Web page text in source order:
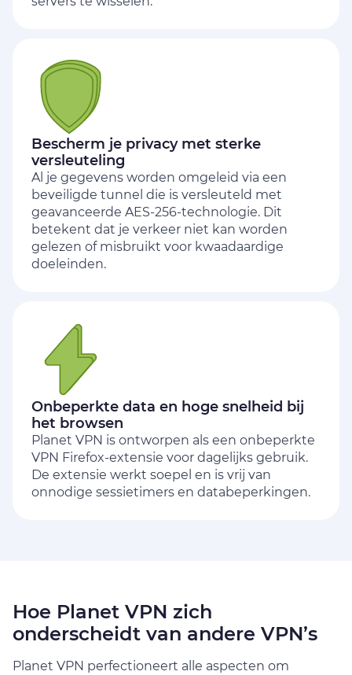
Bescherm je privacy met sterke
versleuteling
Al je gegevens worden omgeleid via een
beveiligde tunnel die is versleuteld met
geavanceerde AES-256-technologie. Dit
betekent dat je verkeer niet kan worden
gelezen of misbruikt voor kwaadaardige
doeleinden.
Onbeperkte data en hoge snelheid bij
het browsen
Planet VPN is ontworpen als een onbeperkte
VPN Firefox-extensie voor dagelijks gebruik.
De extensie werkt soepel en is vrij van
onnodige sessietimers en databeperkingen.
Hoe Planet VPN zich
onderscheidt van andere VPN’s
Planet VPN perfectioneert alle aspecten om